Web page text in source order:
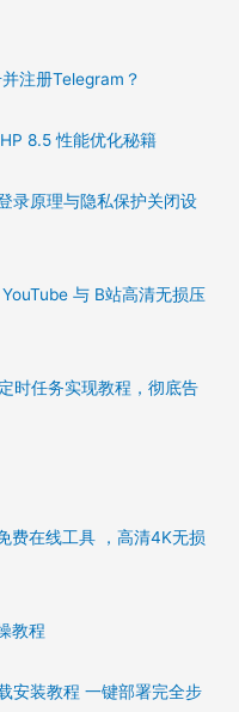
注册Telegram？
8.5 性能优化秘籍
录原理与隐私保护关闭设
与 B站高清无损压
时任务实现教程，彻底告
费在线工具 ，高清4K无损
教程
安装教程 一键部署完全步